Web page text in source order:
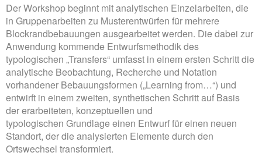
Der Workshop beginnt mit analytischen Einzelarbeiten, die
in Gruppenarbeiten zu Musterentwürfen für mehrere
Blockrandbebauungen ausgearbeitet werden. Die dabei zur
Anwendung kommende Entwurfsmethodik des
typologischen „Transfers“ umfasst in einem ersten Schritt die
analytische Beobachtung, Recherche und Notation
vorhandener Bebauungsformen („Learning from…“) und
entwirft in einem zweiten, synthetischen Schritt auf Basis
der erarbeiteten, konzeptuellen und
typologischen Grundlage einen Entwurf für einen neuen
Standort, der die analysierten Elemente durch den
Ortswechsel transformiert.